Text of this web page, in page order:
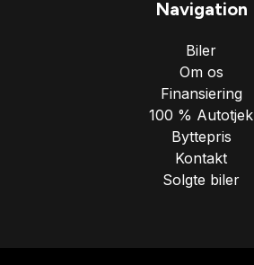
Navigation
Biler
Om os
Finansiering
100 % Autotjek
Byttepris
Kontakt
Solgte biler